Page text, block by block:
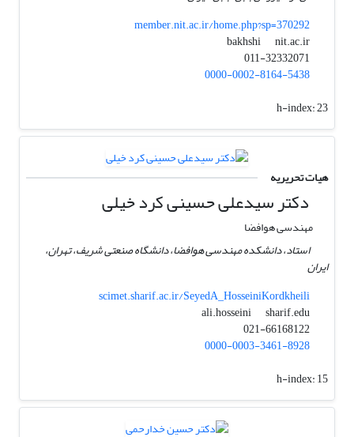
member.nit.ac.ir/home.php?sp=370292
bakhshi
nit.ac.ir
0000-0002-8164-5438
h-index:23
هیات تحریریه
دکتر سیدعلی حسینی کرد خیلی
مهندسی هوافضا
استاد، دانشکده مهندسی هوافضا، دانشگاه صنعتی شریف، تهران،
ایران
scimet.sharif.ac.ir/SeyedA_HosseiniKordkheili
ali.hosseini
sharif.edu
021-66168122
0000-0003-3461-8928
h-index:15